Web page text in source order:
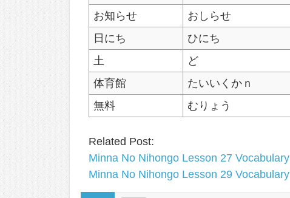
お知らせ おしらせ
日にち
ひにち
土
ど
体育館
たいいくかｎ
無料
むりょう
Related Post:
Minna No Nihongo Lesson 27 Vocabulary
Minna No Nihongo Lesson 29 Vocabulary